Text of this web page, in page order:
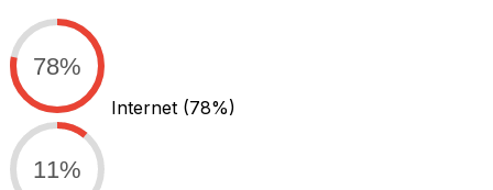
78%
Internet (78%)
11%